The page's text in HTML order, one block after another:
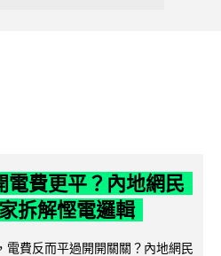
電費更平？內地網民
拆解慳電邏輯
費反而平過開開關關？內地網民